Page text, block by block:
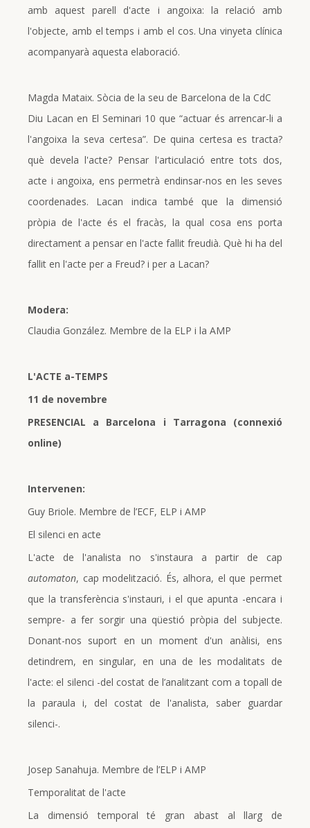
amb aquest parell d'acte i angoixa: la relació amb
l'objecte, amb el temps i amb el cos. Una vinyeta clínica
acompanyarà aquesta elaboració.
Magda Mataix. Sòcia de la seu de Barcelona de la CdC
Diu Lacan en El Seminari 10 que “actuar és arrencar-li a
l'angoixa la seva certesa”. De quina certesa es tracta?
què devela l'acte? Pensar l'articulació entre tots dos,
acte i angoixa, ens permetrà endinsar-nos en les seves
coordenades. Lacan indica també que la dimensió
pròpia de l'acte és el fracàs, la qual cosa ens porta
directament a pensar en l'acte fallit freudià. Què hi ha del
fallit en l'acte per a Freud? i per a Lacan?
Modera:
Claudia González. Membre de la ELP i la AMP
L'ACTE a-TEMPS
11 de novembre
PRESENCIAL a Barcelona i Tarragona (connexió
online)
Intervenen:
Guy Briole. Membre de l’ECF, ELP i AMP
El silenci en acte
L'acte de l'analista no s'instaura a partir de cap
automaton, cap modelització. És, alhora, el que permet
que la transferència s'instauri, i el que apunta -encara i
sempre- a fer sorgir una qüestió pròpia del subjecte.
Donant-nos suport en un moment d'un anàlisi, ens
detindrem, en singular, en una de les modalitats de
l'acte: el silenci -del costat de l’analitzant com a topall de
la paraula i, del costat de l'analista, saber guardar
silenci-.
Josep Sanahuja. Membre de l’ELP i AMP
Temporalitat de l'acte
La dimensió temporal té gran abast al llarg de